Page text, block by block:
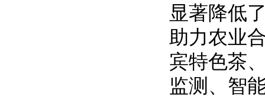
显著降低
助力农业
宾特色茶
监测、智